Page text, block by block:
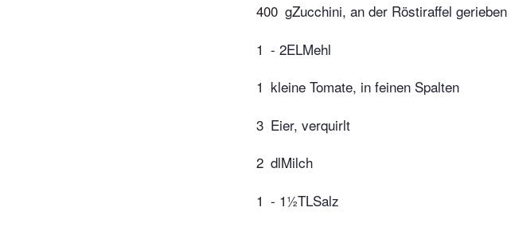
400 gZucchini, an der Röstiraffel gerieben
1 - 2ELMehl
1 kleine Tomate, in feinen Spalten
3 Eier, verquirlt
2 dlMilch
1 - 1½TLSalz